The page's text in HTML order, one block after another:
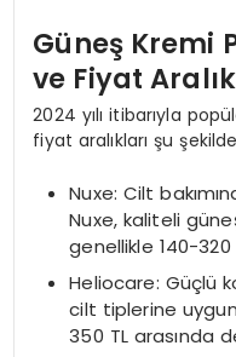
Güneş Kremi
ve Fiyat
2024 yılı itibarıyla
fiyat aralıkları şu
Nuxe: Cilt
Nuxe, kaliteli
genellikle 140-
Heliocare: Güçlü
cilt tiplerine
350 TL arasında